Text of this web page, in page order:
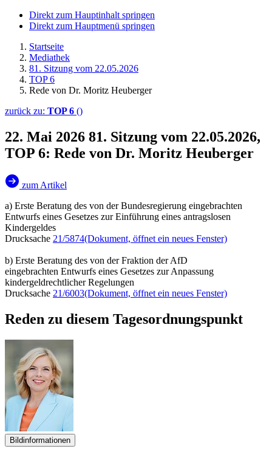
Direkt zum Hauptinhalt springen
Direkt zum Hauptmenü springen
Startseite
Mediathek
81. Sitzung vom 22.05.2026
TOP 6
Rede von Dr. Moritz Heuberger
zurück zu: TOP 6 ()
22. Mai 2026 81. Sitzung vom 22.05.2026,
TOP 6: Rede von Dr. Moritz Heuberger
zum Artikel
a) Erste Beratung des von der Bundesregierung eingebrachten
Entwurfs eines Gesetzes zur Einführung eines antragslosen
Kindergeldes
Drucksache 21/5874(Dokument, öffnet ein neues Fenster)
b) Erste Beratung des von der Fraktion der AfD
eingebrachten Entwurfs eines Gesetzes zur Anpassung
kindergeldrechtlicher Regelungen
Drucksache 21/6003(Dokument, öffnet ein neues Fenster)
Reden zu diesem Tagesordnungspunkt
Bildinformationen